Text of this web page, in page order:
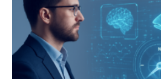
Forschungsergebnisse
neu, um zu erklären, wie Eisen,
Systemen freigesetzt wird, über
transportiert werden kann. „Das…